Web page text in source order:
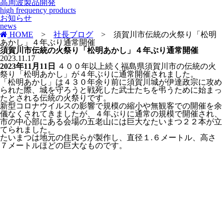
高周波製品開発
high frequency products
お知らせ
news
HOME > 社長ブログ > 須賀川市伝統の火祭り「松明
あかし」４年ぶり通常開催
須賀川市伝統の火祭り「松明あかし」４年ぶり通常開催
2023.11.17
2023年11月11日
４００年以上続く福島県須賀川市の伝統の火
祭り「松明あかし」が４年ぶりに通常開催されました。
「松明あかし」は４３０年余り前に須賀川城が伊達政宗に攻め
られた際、城を守ろうと戦死した武士たちを弔うために始まっ
たとされる伝統の火祭りです。
新型コロナウイルスの影響で規模の縮小や無観客での開催を余
儀なくされてきましたが、４年ぶりに通常の規模で開催され、
市の中心部にある会場の五老山には巨大なたいまつ２２本が立
てられました。
たいまつは地元の住民らが製作し、直径１.６メートル、高さ
７メートルほどの巨大なものです。